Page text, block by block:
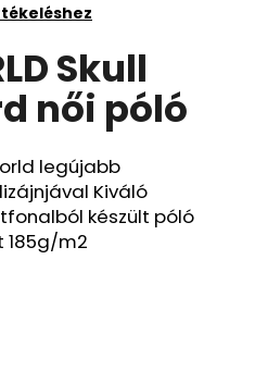
Skull
női póló
legújabb
Kiváló
készült póló
185g/m2